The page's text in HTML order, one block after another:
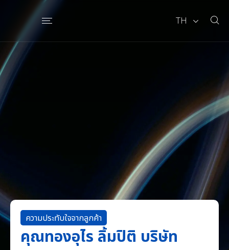
TH
ความประทับใจจากลูกค้า
คุณทองอุไร ลิ้มปิติ บริษัท